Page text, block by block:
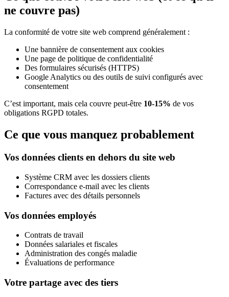
ne couvre pas)
La conformité de votre site web comprend généralement :
Une bannière de consentement aux cookies
Une page de politique de confidentialité
Des formulaires sécurisés (HTTPS)
Google Analytics ou des outils de suivi configurés avec
consentement
C’est important, mais cela couvre peut-être 10-15% de vos
obligations RGPD totales.
Ce que vous manquez probablement
Vos données clients en dehors du site web
Système CRM avec les dossiers clients
Correspondance e-mail avec les clients
Factures avec des détails personnels
Vos données employés
Contrats de travail
Données salariales et fiscales
Administration des congés maladie
Évaluations de performance
Votre partage avec des tiers